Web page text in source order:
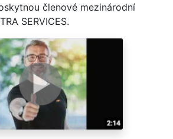
členové mezinárodní
SERVICES.